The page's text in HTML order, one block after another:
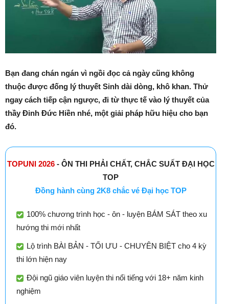
Bạn đang chán ngán vì ngồi đọc cả ngày cũng không
thuộc được đống lý thuyết Sinh dài dòng, khô khan. Thử
ngay cách tiếp cận ngược, đi từ thực tế vào lý thuyết của
thầy Đinh Đức Hiền nhé, một giải pháp hữu hiệu cho bạn
đó.
TOPUNI 2026- ÔN THI PHẢI CHẤT, CHẮC SUẤT ĐẠI HỌC
TOP
Đồng hành cùng 2K8 chắc vé Đại học TOP
100% chương trình học - ôn - luyện BÁM SÁT theo xu
hướng thi mới nhất
Lộ trình BÀI BẢN - TỐI ƯU - CHUYÊN BIỆT cho 4 kỳ
thi lớn hiện nay
Đội ngũ giáo viên luyện thi nổi tiếng với 18+ năm kinh
nghiệm